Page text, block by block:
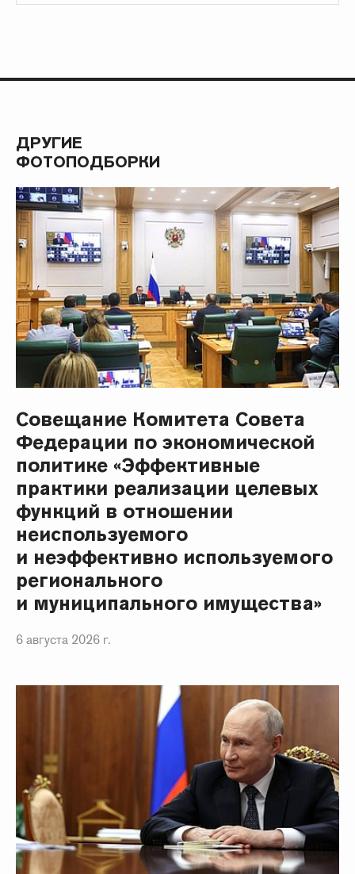
ДРУГИЕ
ФОТОПОДБОРКИ
Совещание Комитета Совета
Федерации по экономической
политике «Эффективные
практики реализации целевых
функций в отношении
неиспользуемого
и неэффективно используемого
регионального
и муниципального имущества»
6 августа 2026 г.